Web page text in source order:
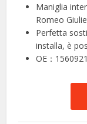
Maniglia
Romeo
Perfetta
installa, è
OE：